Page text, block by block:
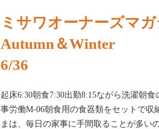
ミサワオーナーズマガ
Autumn＆Winter
6/36
起床6:30朝食7:30出勤8:15ながら洗濯朝
事労働M-06朝食用の食器類をセットで収
まは、毎日の家事に手間取ることが多い